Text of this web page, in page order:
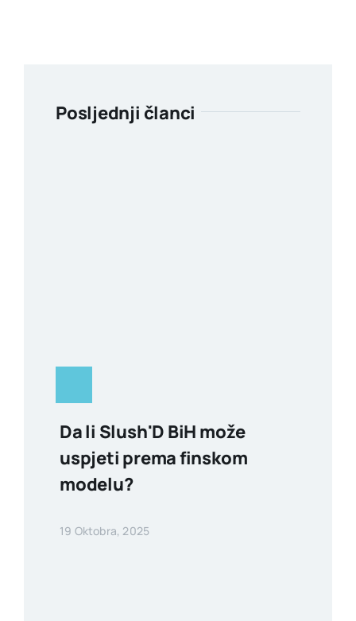
Posljednji članci
Da li Slush'D BiH može
uspjeti prema finskom
modelu?
19 Oktobra, 2025